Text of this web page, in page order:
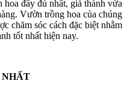
đầy đủ nhất, giá thành vừa
Vườn trồng hoa của chúng
chăm sóc cách đặc biệt nhằm
tốt nhất hiện nay.
NHẤT